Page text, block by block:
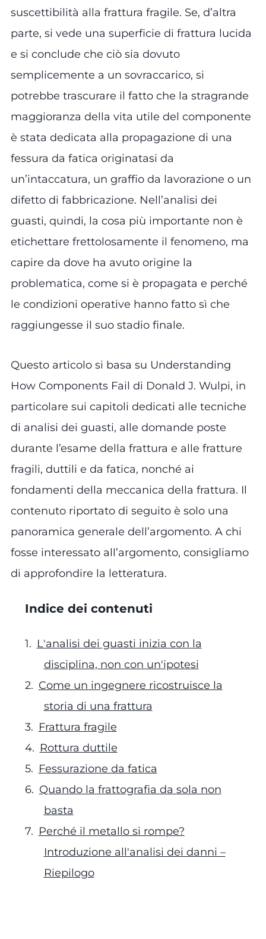
suscettibilità alla frattura fragile. Se, d’altra
parte, si vede una superficie di frattura lucida
e si conclude che ciò sia dovuto
semplicemente a un sovraccarico, si
potrebbe trascurare il fatto che la stragrande
maggioranza della vita utile del componente
è stata dedicata alla propagazione di una
fessura da fatica originatasi da
un’intaccatura, un graffio da lavorazione o un
difetto di fabbricazione. Nell’analisi dei
guasti, quindi, la cosa più importante non è
etichettare frettolosamente il fenomeno, ma
capire da dove ha avuto origine la
problematica, come si è propagata e perché
le condizioni operative hanno fatto sì che
raggiungesse il suo stadio finale.
Questo articolo si basa su Understanding
How Components Fail di Donald J. Wulpi, in
particolare sui capitoli dedicati alle tecniche
di analisi dei guasti, alle domande poste
durante l’esame della frattura e alle fratture
fragili, duttili e da fatica, nonché ai
fondamenti della meccanica della frattura. Il
contenuto riportato di seguito è solo una
panoramica generale dell’argomento. A chi
fosse interessato all’argomento, consigliamo
di approfondire la letteratura.
Indice dei contenuti
L'analisi dei guasti inizia con la
disciplina, non con un'ipotesi
Come un ingegnere ricostruisce la
storia di una frattura
Frattura fragile
Rottura duttile
Fessurazione da fatica
Quando la frattografia da sola non
basta
Perché il metallo si rompe?
Introduzione all'analisi dei danni –
Riepilogo